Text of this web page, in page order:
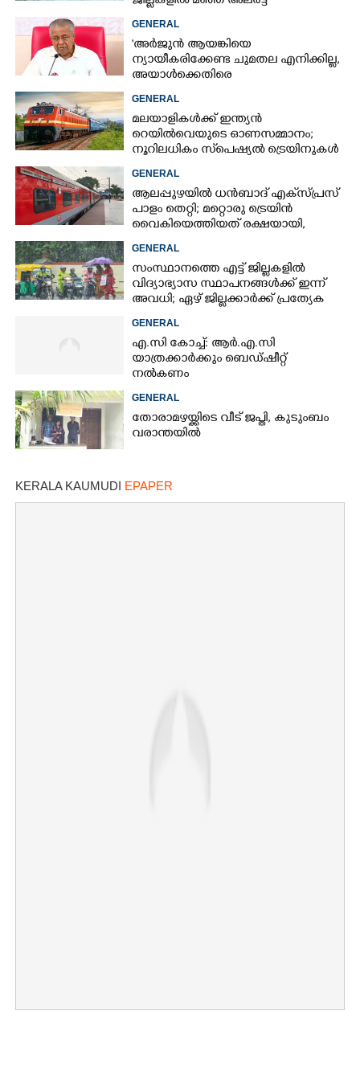
GENERAL
'അർജുൻ ആയങ്കിയെ
ന്യായീകരിക്കേണ്ട ചുമതല എനിക്കില്ല,
അയാൾക്കെതിരെ
നടപടിയെടുത്തോട്ടെ'
GENERAL
മലയാളികൾക്ക് ഇന്ത്യൻ
റെയിൽവെയുടെ ഓണസമ്മാനം;
നൂറിലധികം സ്‌പെഷ്യൽ ട്രെയിനുകൾ
കേരളത്തിലേക്ക്
GENERAL
ആലപ്പുഴയിൽ ധൻബാദ് എക്‌സ്പ്രസ്
പാളം തെറ്റി; മറ്റൊരു ട്രെയിൻ
വൈകിയെത്തിയത് രക്ഷയായി,
ഒഴിവായത് വൻ ദുരന്തം
GENERAL
സംസ്ഥാനത്തെ എട്ട് ജില്ലകളിൽ
വിദ്യാഭ്യാസ സ്ഥാപനങ്ങൾക്ക് ഇന്ന്
അവധി; ഏഴ് ജില്ലക്കാർക്ക് പ്രത്യേക
ജാഗ്രതാ മുന്നറിയിപ്പ്
GENERAL
എ.സി കോച്ച്: ആർ.എ.സി
യാത്രക്കാർക്കും ബെഡ്ഷീറ്റ്
നൽകണം
GENERAL
തോരാമഴയ്ക്കിടെ വീട് ജപ്തി, കുടുംബം
വരാന്തയിൽ
KERALA KAUMUDI EPAPER